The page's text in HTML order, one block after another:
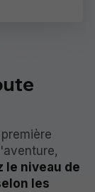
le niveau de
les